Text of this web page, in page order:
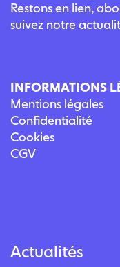
Restons en lien,
suivez notre
INFORMATIONS
Mentions légales
Confidentialité
Cookies
CGV
Actualités